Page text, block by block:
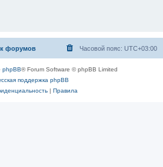
форумов Часовой пояс: UTC+03:00
phpBB® Forum Software © phpBB Limited
поддержка phpBB
| Правила